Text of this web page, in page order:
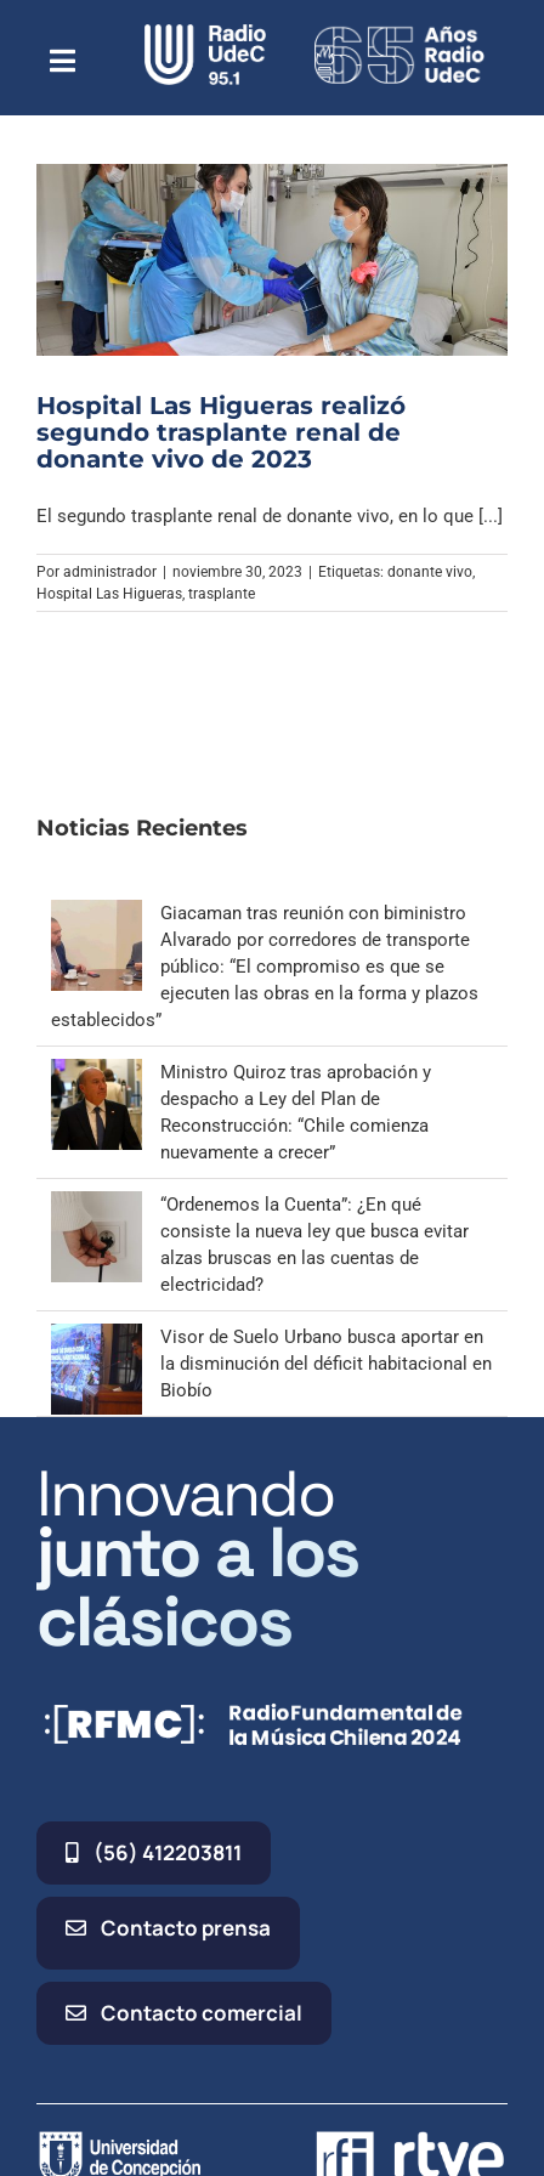
contenidoToggle
NavigationEscuchar Radio UdeC en vivo
Quiénes Somos
Programación
Podcast
Noticias
Reportajes
Columnas
Música Clásica
Especiales
Archivo Sonoro
Hospital Las Higueras realizó
segundo trasplante renal de
donante vivo de 2023
El segundo trasplante renal de donante vivo, en lo que [...]
Por administrador noviembre 30, 2023 Etiquetas: donante vivo,
Hospital Las Higueras, trasplante
Noticias Recientes
Giacaman tras reunión con biministro
Alvarado por corredores de transporte
público: “El compromiso es que se
ejecuten las obras en la forma y plazos
establecidos”
Ministro Quiroz tras aprobación y
despacho a Ley del Plan de
Reconstrucción: “Chile comienza
nuevamente a crecer”
“Ordenemos la Cuenta”: ¿En qué
consiste la nueva ley que busca evitar
alzas bruscas en las cuentas de
electricidad?
Visor de Suelo Urbano busca aportar en
la disminución del déficit habitacional en
Biobío
Innovando
junto a los
clásicos
(56) 412203811
Contacto prensa
Contacto comercial